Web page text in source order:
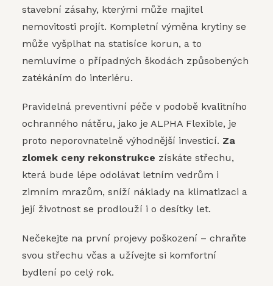
stavební zásahy, kterými může majitel
nemovitosti projít. Kompletní výměna krytiny se
může vyšplhat na statisíce korun, a to
nemluvíme o případných škodách způsobených
zatékáním do interiéru.
Pravidelná preventivní péče v podobě kvalitního
ochranného nátěru, jako je ALPHA Flexible, je
proto neporovnatelně výhodnější investicí. Za
zlomek ceny rekonstrukce získáte střechu,
která bude lépe odolávat letním vedrům i
zimním mrazům, sníží náklady na klimatizaci a
její životnost se prodlouží i o desítky let.
Nečekejte na první projevy poškození – chraňte
svou střechu včas a užívejte si komfortní
bydlení po celý rok.